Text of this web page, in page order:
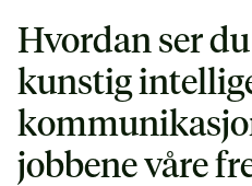
Hvordan ser
kunstig
jobbene våre